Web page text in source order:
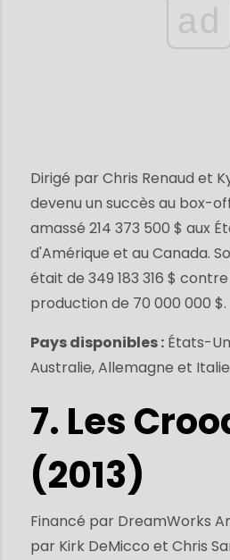
ad
Dirigé par Chris Renaud et
devenu un succès au box-
amassé 214 373 500 $ aux
d'Amérique et au Canada.
était de 349 183 316 $
production de 70 000 000 $.
Pays disponibles : États-
Australie, Allemagne et Italie
7. Les
(2013)
Financé par DreamWorks
par Kirk DeMicco et Chris